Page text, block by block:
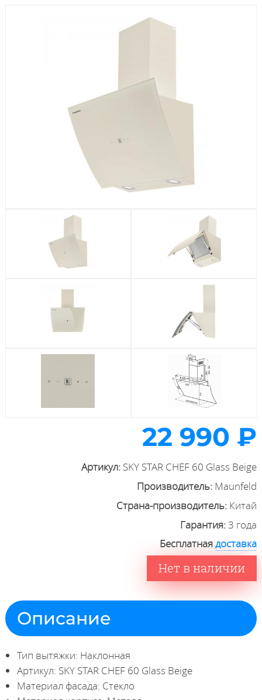
Стиральные машины
22 990 ₽
Артикул: SKY STAR CHEF 60 Glass Beige
Производитель: Maunfeld
Страна-производитель: Китай
Гарантия:3 года
Бесплатнаядоставка
Нет в наличии
Описание
Тип вытяжки: Наклонная
Артикул: SKY STAR CHEF 60 Glass Beige
Материал фасада: Стекло